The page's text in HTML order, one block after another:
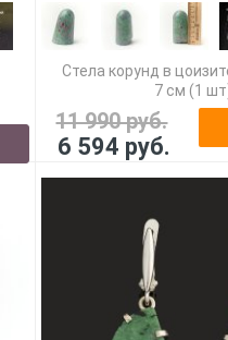
Стела корунд в
7 см (1
11 990 руб.
6 594 руб.